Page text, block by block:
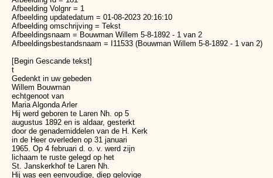
Afbeelding Volgnr = 1
Afbeelding updatedatum = 01-08-2023 20:16:10
Afbeelding omschrijving = Tekst
Afbeeldingsnaam = Bouwman Willem 5-8-1892 - 1 van 2
Afbeeldingsbestandsnaam = I11533 (Bouwman Willem 5-8-1892 - 1 van 2)
[Begin Gescande tekst]
t
Gedenkt in uw gebeden
Willem Bouwman
echtgenoot van
Maria Algonda Arler
Hij werd geboren te Laren Nh. op 5
augustus 1892 en is aldaar, gesterkt
door de genademiddelen van de H. Kerk
in de Heer overleden op 31 januari
1965. Op 4 februari d. o. v. werd zijn
lichaam te ruste gelegd op het
St. Janskerkhof te Laren Nh.
Hij was een eenvoudige, diep gelovige